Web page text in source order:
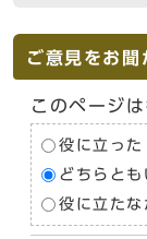
ご意見をお聞
このページ
役に立った
どちらとも
役に立たな